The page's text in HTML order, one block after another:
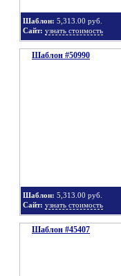
Шаблон: 5,313.00 руб.
Сайт: узнать стоимость
Шаблон #50990
Шаблон: 5,313.00 руб.
Сайт: узнать стоимость
Шаблон #45407